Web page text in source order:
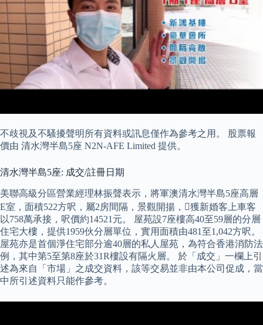
不歧視及不騷擾聲明所有資料或訊息僅作為參考之用。 股票報
價由 清水灣半島5座 N2N-AFE Limited 提供。
清水灣半島5座: 成交/註冊日期
美聯高級分區營業經理林振聲表示，將軍澳清水灣半島5座高層
E室，面積522方呎，屬2房間隔，景觀開揚，𤻙獲新婚客上車客
以758萬承接，呎價約14521元。 屋苑設7座樓高40至59層的分層
住宅大樓，提供1959伙分層單位，實用面積由481至1,042方呎。
屋苑亦是首個淨住宅部分逾40層的私人屋苑，為符合香港消防法
例，其中第5至第8座於31R樓設有隔火層。 於「成交」一欄上引
述為來自「市場」之成交資料，該等交易並非由本公司促成，當
中所引述資料只能作參考。